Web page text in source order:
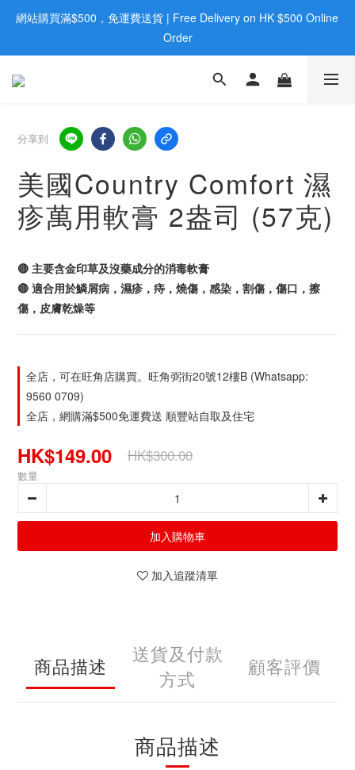
歡迎親臨旺角店購買：旺角弼街20號12樓B  |  RealDeal 保健品 |
WhatsApp 9560 0709
網站購買滿$500，免運費送貨 | Free Delivery on HK $500 Online
Order
歡迎親臨旺角店購買：旺角弼街20號12樓B  |  RealDeal 保健品 |
分享到
美國Country Comfort 濕
疹萬用軟膏 2盎司 (57克)
🔴 主要含金印草及沒藥成分的消毒軟膏
🔴 適合用於鱗屑病，濕疹，痔，燒傷，感染，割傷，傷口，擦
傷，皮膚乾燥等
全店，可在旺角店購買。旺角弼街20號12樓B (Whatsapp:
9560 0709)
全店，網購滿$500免運費送 順豐站自取及住宅
HK$149.00 HK$300.00
數量
加入購物車
加入追蹤清單
商品描述
送貨及付款
方式
顧客評價
商品描述